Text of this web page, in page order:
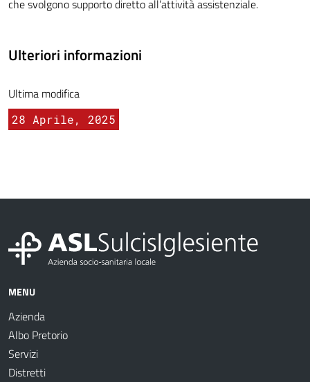
che svolgono supporto diretto all’attività assistenziale.
Ulteriori informazioni
Ultima modifica
28 Aprile, 2025
MENU
Azienda
Albo Pretorio
Servizi
Distretti